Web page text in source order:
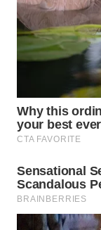
KOPEKLIN
PORTAL
KONSUMEN
FORWAMKI
ALPERKLINAS
FORJASIDA
TAMBANG
NEWS